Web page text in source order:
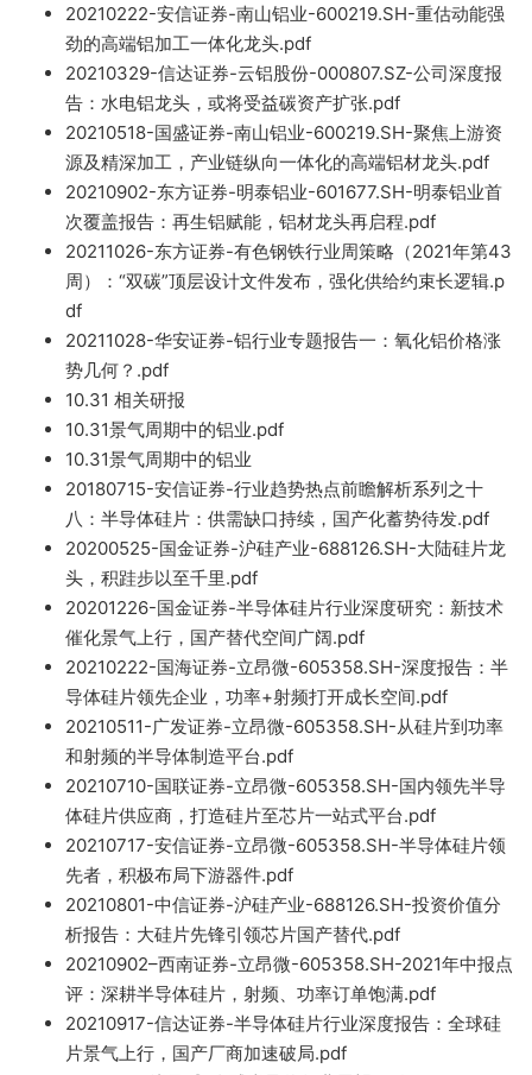
20210222-安信证券-南山铝业-600219.SH-重估动能强
劲的高端铝加工一体化龙头.pdf
20210329-信达证券-云铝股份-000807.SZ-公司深度报
告： 水电铝龙头，或将受益碳资产扩张.pdf
20210518-国盛证券-南山铝业-600219.SH-聚焦上游资
源及精深加工，产业链纵向一体化的高端铝材龙头.pdf
20210902-东方证券-明泰铝业-601677.SH-明泰铝业首
次覆盖报告：再生铝赋能 ，铝材龙头再启程.pdf
20211026-东方证券-有色钢铁行业周策略（2021年第43
周）
：“双碳”顶层设计文件发布，强化供给约束长逻辑.p
df
20211028-华安证券-铝行业专题报告一：氧化铝价格涨
势几何？.pdf
10.31 相关研报
10.31景气周期中的铝业.pdf
10.31景气周期中的铝业
20180715-安信证券-行业趋势热点前瞻解析系列之十
八：半导体硅片： 供需缺口持续，国产化蓄势待发.pdf
20200525-国金证券-沪硅产业-688126.SH-大陆硅片龙
头，积跬步以至千里.pdf
20201226-国金证券-半导体硅片行业深度研究：新技术
催化景气上行，国产替代空间广阔.pdf
20210222-国海证券-立昂微-605358.SH-深度报告：半
导体硅片领先企业 ，功率+射频打开成长空间.pdf
20210511-广发证券-立昂微-605358.SH-从硅片到功率
和射频的半导体制造平台.pdf
20210710-国联证券-立昂微-605358.SH-国内领先半导
体硅片供应商， 打造硅片至芯片一站式平台.pdf
20210717-安信证券-立昂微-605358.SH-半导体硅片领
先者， 积极布局下游器件.pdf
20210801-中信证券-沪硅产业-688126.SH-投资价值分
析报告：大硅片先锋引领芯片国产替代.pdf
20210902–西南证券-立昂微-605358.SH-2021年中报点
评：深耕半导体硅片，射频、功率订单饱满.pdf
20210917-信达证券-半导体硅片行业深度报告：全球硅
片景气上行，国产厂商加速破局.pdf